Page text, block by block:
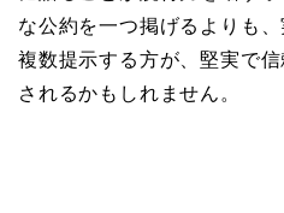
な公約を一つ掲げるよりも
複数提示する方が、堅実で
されるかもしれません。